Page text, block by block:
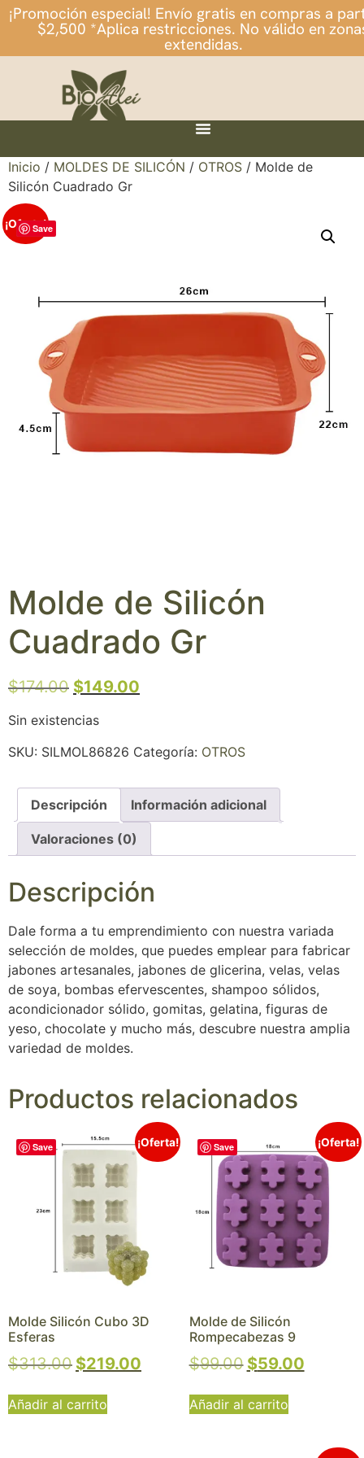
¡Promoción especial! Envío gratis en compras a
$2,500 *Aplica restricciones. No válido en
extendidas.
Inicio / MOLDES DE SILICÓN / OTROS / Molde de
Silicón Cuadrado Gr
¡Oferta!
Save
Molde de Silicón
Cuadrado Gr
$174.00 $149.00
Sin existencias
SKU: SILMOL86826 Categoría: OTROS
Descripción Información adicional
Valoraciones (0)
Descripción
Dale forma a tu emprendimiento con nuestra variada
selección de moldes, que puedes emplear para fabricar
jabones artesanales, jabones de glicerina, velas, velas
de soya, bombas efervescentes, shampoo sólidos,
acondicionador sólido, gomitas, gelatina, figuras de
yeso, chocolate y mucho más, descubre nuestra amplia
variedad de moldes.
Productos relacionados
Save ¡Oferta!
Molde Silicón Cubo 3D
Esferas
$313.00 $219.00
Añadir al carrito
Save ¡Oferta!
Molde de Silicón
Rompecabezas 9
$99.00 $59.00
Añadir al carrito